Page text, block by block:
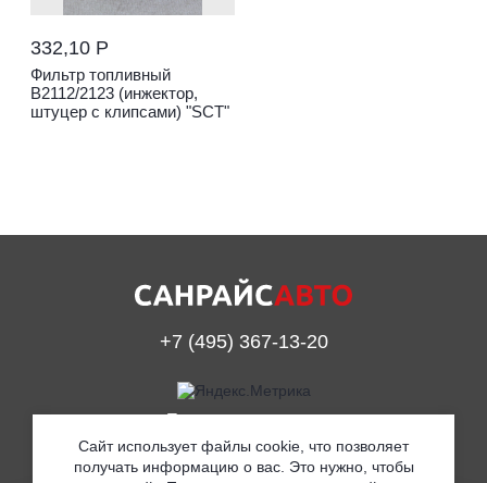
332,10 Р
Фильтр топливный
В2112/2123 (инжектор,
штуцер с клипсами) "SCT"
+7 (495) 367-13-20
Принимаем к оплате
Сайт использует файлы cookie, что позволяет
получать информацию о вас. Это нужно, чтобы